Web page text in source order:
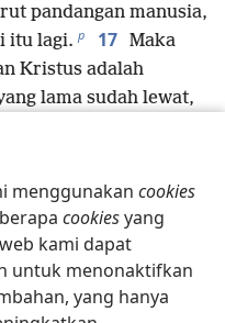
menggunakan cookies
cookiesyang
kami dapat
untuk menonaktifkan
yang hanya
pandangan manusia,
itu lagi. p 17 Maka
Kristus adalah
lama sudah lewat,
membuat kami
Kristus
dan memberi
* s 19 yaitu tugas
Kristus, Allah
diri-Nya, t tanpa
mereka, u dan Dia